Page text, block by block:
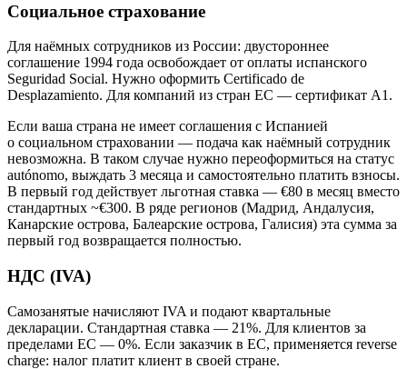
Социальное страхование
Для наёмных сотрудников из России: двустороннее
соглашение 1994 года освобождает от оплаты испанского
Seguridad Social. Нужно оформить Certificado de
Desplazamiento. Для компаний из стран ЕС — сертификат A1.
Если ваша страна не имеет соглашения с Испанией
о социальном страховании — подача как наёмный сотрудник
невозможна. В таком случае нужно переоформиться на статус
autónomo, выждать 3 месяца и самостоятельно платить взносы.
В первый год действует льготная ставка — €80 в месяц вместо
стандартных ~€300. В ряде регионов (Мадрид, Андалусия,
Канарские острова, Балеарские острова, Галисия) эта сумма за
первый год возвращается полностью.
НДС (IVA)
Самозанятые начисляют IVA и подают квартальные
декларации. Стандартная ставка — 21%. Для клиентов за
пределами ЕС — 0%. Если заказчик в ЕС, применяется reverse
charge: налог платит клиент в своей стране.